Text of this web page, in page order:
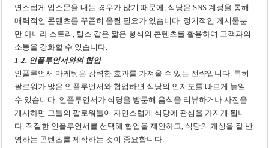
연스럽게 입소문을 내는 경우가 많기 때문에, 식당은 SNS 계정을 통해
매력적인 콘텐츠를 꾸준히 올릴 필요가 있습니다. 정기적인 게시물뿐
만 아니라 스토리, 릴스 같은 짧은 형식의 콘텐츠를 활용하여 고객과의
소통을 강화할 수 있습니다.
1-2. 인플루언서와의 협업
인플루언서 마케팅은 강력한 효과를 가져올 수 있는 전략입니다. 특히
팔로워가 많은 인플루언서와 협업하면 식당의 인지도를 빠르게 높일
수 있습니다. 인플루언서가 식당을 방문해 음식을 리뷰하거나 사진을
게시하면 그들의 팔로워들이 자연스럽게 식당에 관심을 가지게 됩니
다. 적절한 인플루언서를 선택해 협업을 제안하고, 식당의 개성을 잘 반
영하는 콘텐츠를 제작하는 것이 중요합니다.